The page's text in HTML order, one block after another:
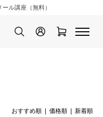
ル講座（無料）
おすすめ順 価格順 | 新着順